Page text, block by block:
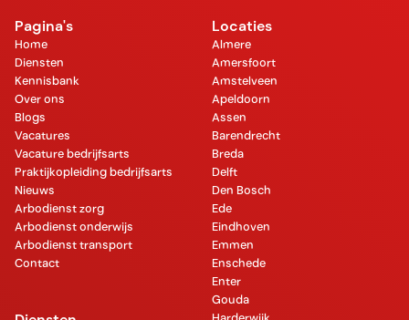
Pagina's
Home
Diensten
Kennisbank
Over ons
Blogs
Vacatures
Vacature bedrijfsarts
Praktijkopleiding bedrijfsarts
Nieuws
Arbodienst zorg
Arbodienst onderwijs
Arbodienst transport
Contact
Locaties
Almere
Amersfoort
Amstelveen
Apeldoorn
Assen
Barendrecht
Breda
Delft
Den Bosch
Ede
Eindhoven
Emmen
Enschede
Enter
Gouda